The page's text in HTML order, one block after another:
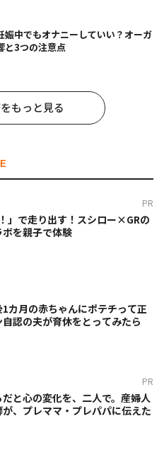
娠中でもオナニーしていい？オーガ
と3つの注意点
もっと見る
PR
！」で走り出す！スシロー×GRの
ボを親子で体験
1カ月の赤ちゃんにポテチって正
認の夫が育休をとってみたら
PR
と心の変化を、二人で。産婦人
、プレママ・プレパパに伝えた